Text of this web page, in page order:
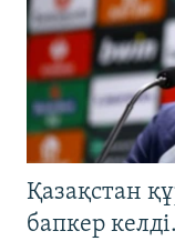
Қазақстан
бапкер